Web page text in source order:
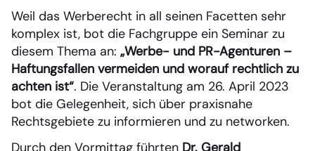
Weil das Werberecht in all seinen Facetten sehr
komplex ist, bot die Fachgruppe ein Seminar zu
diesem Thema an: „Werbe- und PR-Agenturen –
Haftungsfallen vermeiden und worauf rechtlich zu
achten ist“. Die Veranstaltung am 26. April 2023
bot die Gelegenheit, sich über praxisnahe
Rechtsgebiete zu informieren und zu networken.